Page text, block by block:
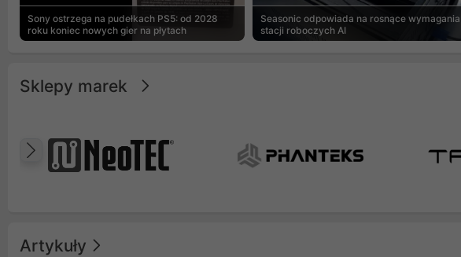
Sony ostrzega na pudełkach PS5: od 2028
roku koniec nowych gier na płytach
Seasonic odpowiada na rosnące wymagania
stacji roboczych AI
Sklepy marek
Poprzedni
Artykuły